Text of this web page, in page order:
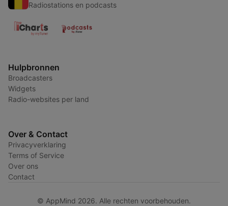
Radiostations en podcasts
Hulpbronnen
Broadcasters
Widgets
Radio-websites per land
Over & Contact
Privacyverklaring
Terms of Service
Over ons
Contact
© AppMind 2026. Alle rechten voorbehouden.